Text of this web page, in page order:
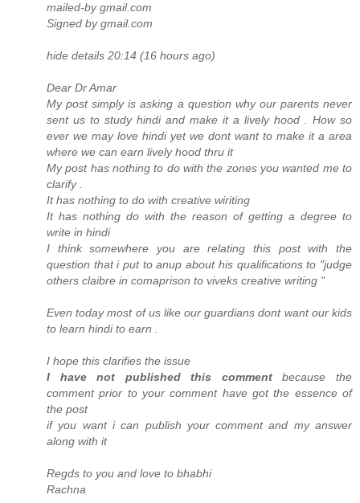
mailed-by gmail.com
Signed by gmail.com
hide details 20:14 (16 hours ago)
Dear Dr Amar
My post simply is asking a question why our parents never
sent us to study hindi and make it a lively hood . How so
ever we may love hindi yet we dont want to make it a area
where we can earn lively hood thru it
My post has nothing to do with the zones you wanted me to
clarify .
It has nothing to do with creative wiriting
It has nothing do with the reason of getting a degree to
write in hindi
I think somewhere you are relating this post with the
question that i put to anup about his qualifications to "judge
others claibre in comaprison to viveks creative writing "
Even today most of us like our guardians dont want our kids
to learn hindi to earn .
I hope this clarifies the issue
I have not published this commentbecause the
comment prior to your comment have got the essence of
the post
if you want i can publish your comment and my answer
along with it
Regds to you and love to bhabhi
Rachna